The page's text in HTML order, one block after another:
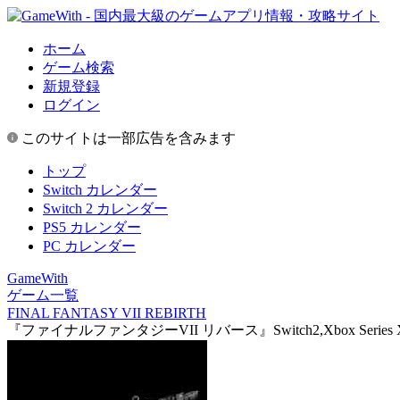
ホーム
ゲーム検索
新規登録
ログイン
このサイトは一部広告を含みます
トップ
Switch カレンダー
Switch 2 カレンダー
PS5 カレンダー
PC カレンダー
GameWith
ゲーム一覧
FINAL FANTASY VII REBIRTH
『ファイナルファンタジーVII リバース』Switch2,Xbox Series